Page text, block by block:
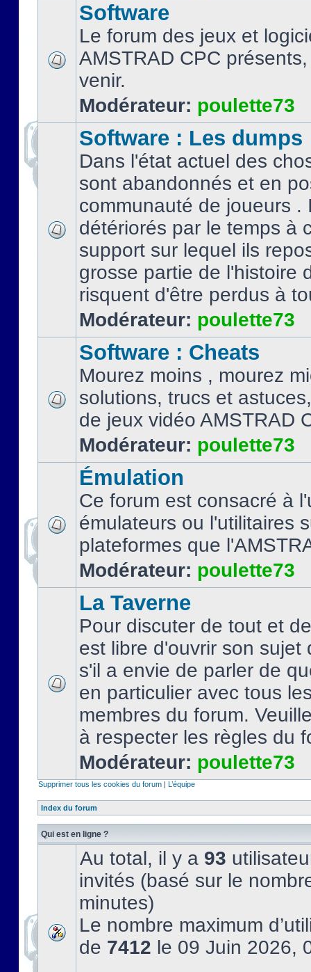
Software
Le forum des jeux et
AMSTRAD CPC
venir.
Modérateur: poulette73
Software : Les dumps
Dans l'état actuel des
sont abandonnés et en
communauté de joueurs .
détériorés par le temps à
support sur lequel ils
grosse partie de l'histoire
risquent d'être perdus à
Modérateur: poulette73
Software : Cheats
Mourez moins , mourez
solutions, trucs et
de jeux vidéo AMSTRAD
Modérateur: poulette73
Émulation
Ce forum est consacré à
émulateurs ou l'utilitaires
plateformes que
Modérateur: poulette73
La Taverne
Pour discuter de tout et
est libre d'ouvrir son sujet
s'il a envie de parler de
en particulier avec tous
membres du forum.
à respecter les règles du
Modérateur: poulette73
Supprimer tous les cookies du forum | L’équipe
Index du forum
Qui est en ligne ?
Au total, il y a 93
invités (basé sur le
minutes)
Le nombre maximum
de 7412 le 09 Juin 2026,